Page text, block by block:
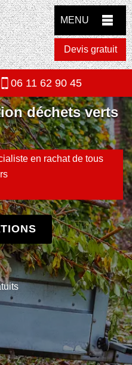
MENU
Devis gratuit
06 11 62 90 45
déchets verts
en rachat de tous